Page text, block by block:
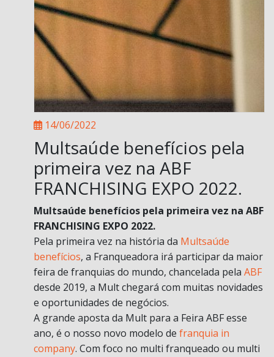
14/06/2022
Multsaúde benefícios pela
primeira vez na ABF
FRANCHISING EXPO 2022.
Multsaúde benefícios pela primeira vez na ABF
FRANCHISING EXPO 2022.
Pela primeira vez na história da Multsaúde
benefícios, a Franqueadora irá participar da maior
feira de franquias do mundo, chancelada pela ABF
desde 2019, a Mult chegará com muitas novidades
e oportunidades de negócios.
A grande aposta da Mult para a Feira ABF esse
ano, é o nosso novo modelo de franquia in
company. Com foco no multi franqueado ou multi